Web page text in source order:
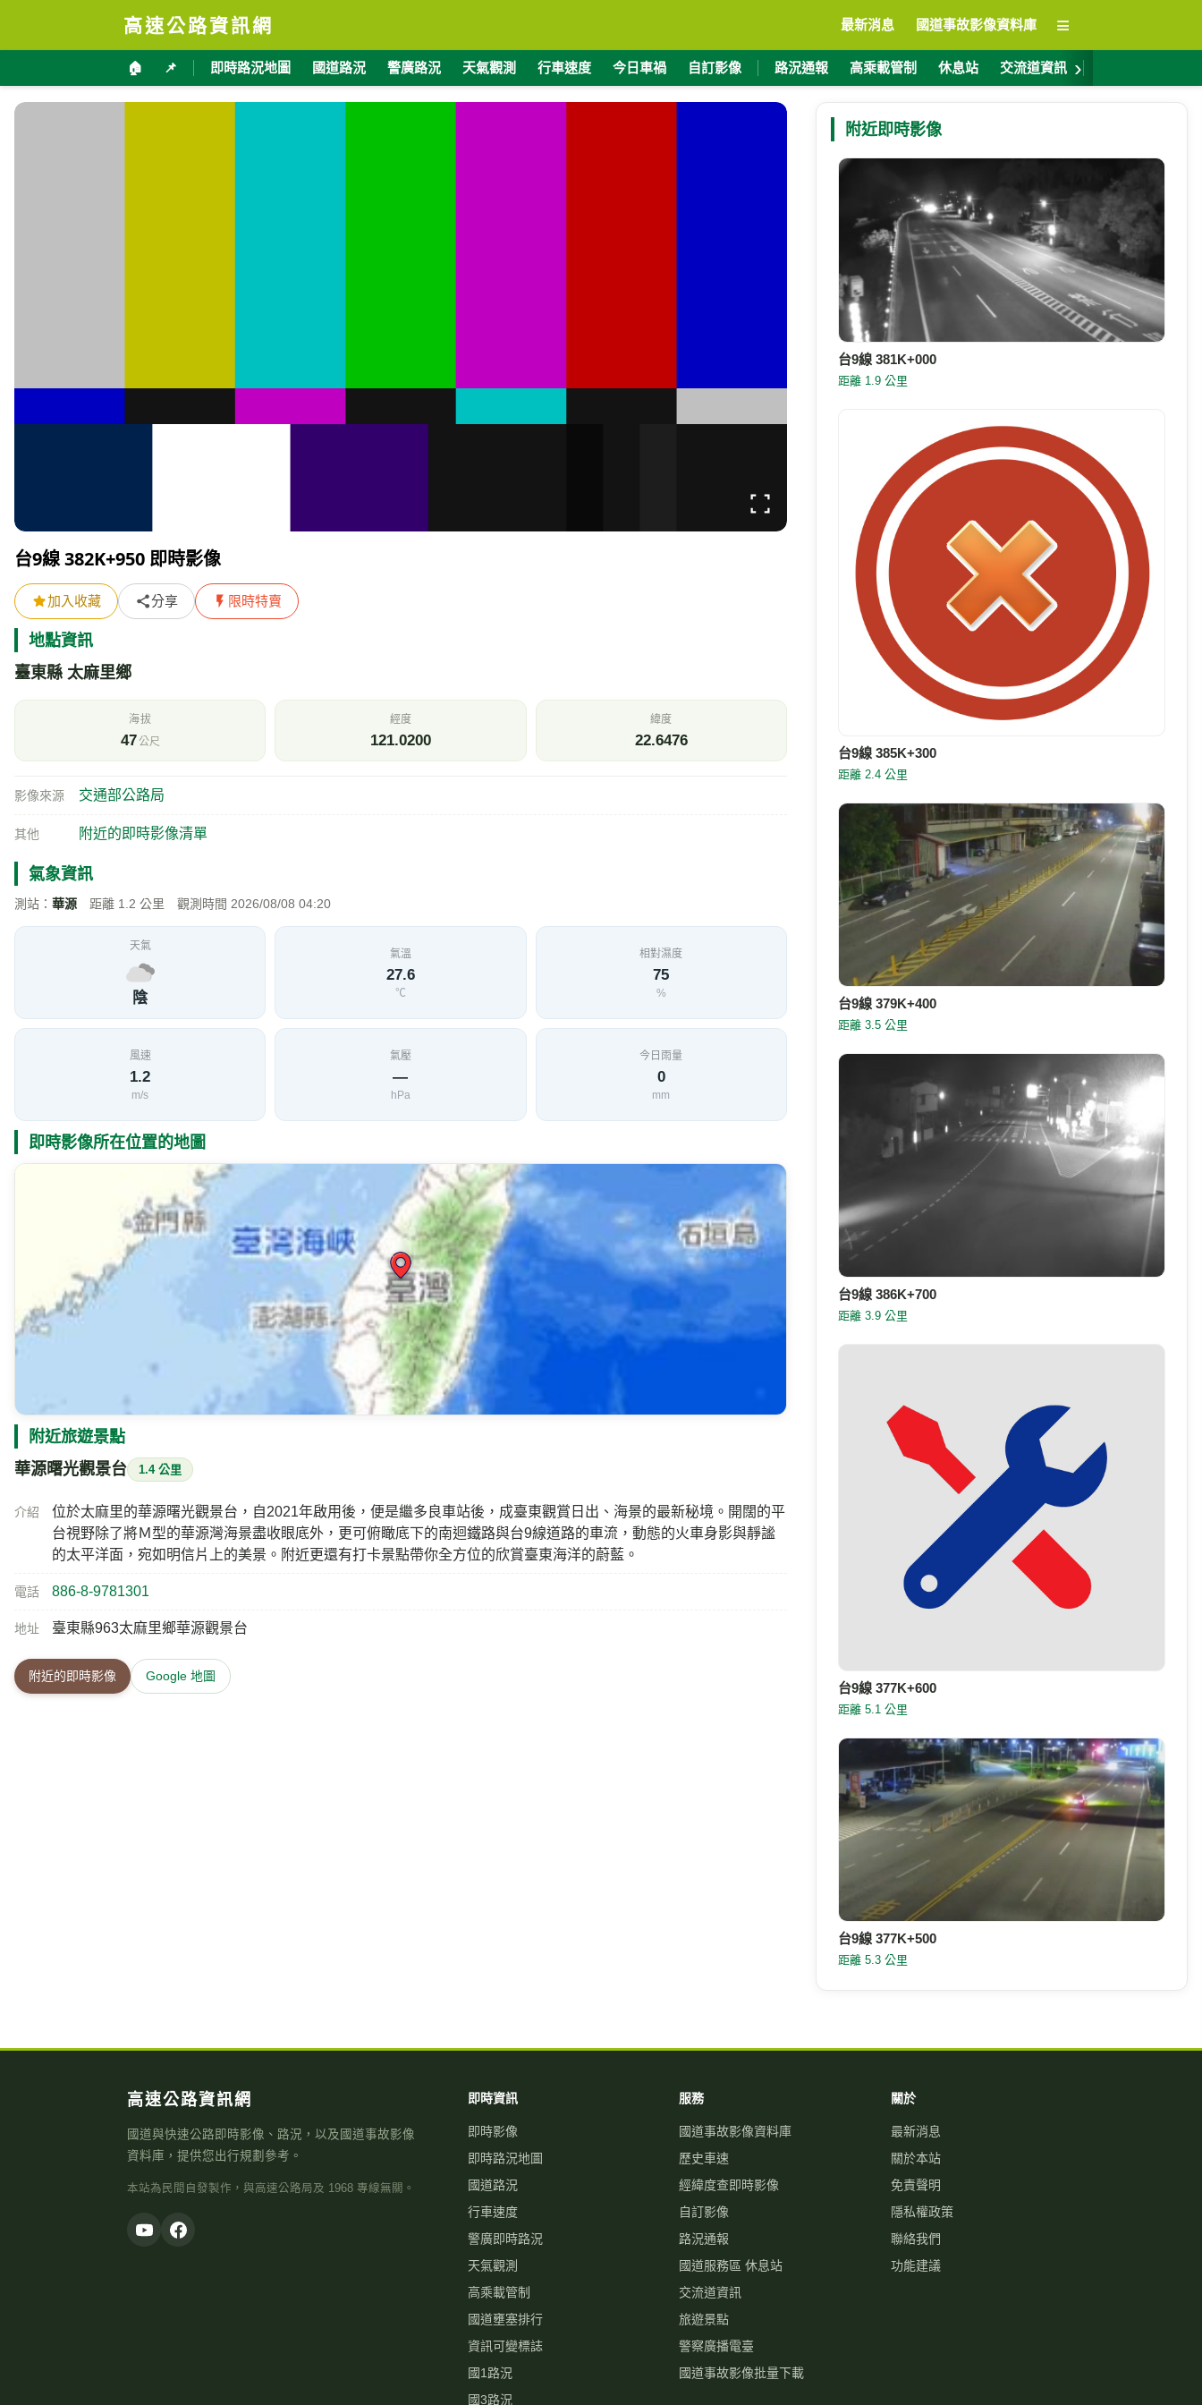
高速公路資訊網 最新消息 國道事故影像資料庫 ≡
🏠 📌 即時路況地圖 國道路況 警廣路況 天氣觀測 行車速度 今日車禍 自訂影像 路況通報 高乘載管制 休息站 交流道資訊 ›
台9線 382K+950 即時影像
加入收藏 分享 限時特賣
地點資訊
臺東縣 太麻里鄉
海拔
47公尺
經度
121.0200
緯度
22.6476
影像來源 交通部公路局
其他 附近的即時影像清單
氣象資訊
測站： 華源 距離 1.2 公里 觀測時間 2026/08/08 04:20
天氣
陰
氣溫
27.6
℃
相對濕度
75
%
風速
1.2
m/s
氣壓
—
hPa
今日雨量
0
mm
即時影像所在位置的地圖
附近旅遊景點
華源曙光觀景台 1.4 公里
介紹
位於太麻里的華源曙光觀景台，自2021年啟用後，便是繼多良車站後，成臺東觀賞日出、海景的最新秘境。開闊的平
台視野除了將Ｍ型的華源灣海景盡收眼底外，更可俯瞰底下的南迴鐵路與台9線道路的車流，動態的火車身影與靜謐
的太平洋面，宛如明信片上的美景。附近更還有打卡景點帶你全方位的欣賞臺東海洋的蔚藍。
電話 886-8-9781301
地址 臺東縣963太麻里鄉華源觀景台
附近的即時影像 Google 地圖
附近即時影像
台9線 381K+000
距離 1.9 公里
台9線 385K+300
距離 2.4 公里
台9線 379K+400
距離 3.5 公里
台9線 386K+700
距離 3.9 公里
台9線 377K+600
距離 5.1 公里
台9線 377K+500
距離 5.3 公里
高速公路資訊網
國道與快速公路即時影像、路況，以及國道事故影像
資料庫，提供您出行規劃參考。
本站為民間自發製作，與高速公路局及 1968 專線無關。
即時資訊
即時影像
即時路況地圖
國道路況
行車速度
警廣即時路況
天氣觀測
高乘載管制
國道壅塞排行
資訊可變標誌
國1路況
國3路況
服務
國道事故影像資料庫
歷史車速
經緯度查即時影像
自訂影像
路況通報
國道服務區 休息站
交流道資訊
旅遊景點
警察廣播電臺
國道事故影像批量下載
關於
最新消息
關於本站
免責聲明
隱私權政策
聯絡我們
功能建議